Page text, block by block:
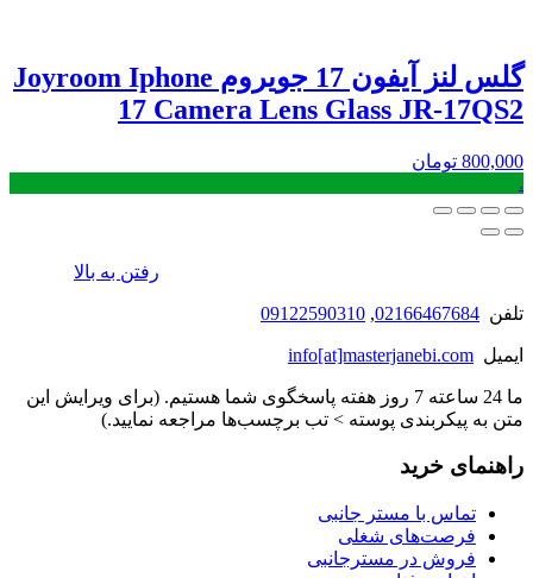
گلس لنز آیفون 17 جویروم Joyroom Iphone
17 Camera Lens Glass JR-17QS2
800,000 تومان
.
رفتن به بالا
تلفن 02166467684
,
09122590310
ایمیل info[at]masterjanebi.com
ما 24 ساعته 7 روز هفته پاسخگوی شما هستیم. (برای ویرایش این
متن به پیکربندی پوسته > تب برچسب‌ها مراجعه نمایید.)
راهنمای خرید
تماس با مستر جانبی
فرصت‌های شغلی
فروش در مسترجانبی